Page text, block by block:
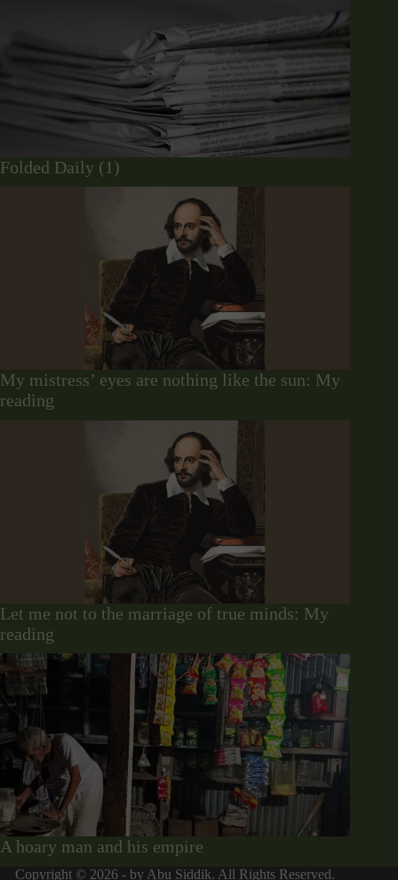
Folded Daily (1)
My mistress’ eyes are nothing like the sun: My
reading
Let me not to the marriage of true minds: My
reading
A hoary man and his empire
Copyright © 2026 - by Abu Siddik. All Rights Reserved.